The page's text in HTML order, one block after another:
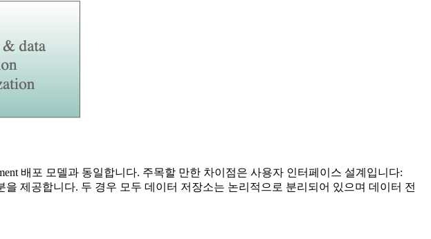
배포 모델과 동일합니다. 주목할 만한 차이점은 사용자 인터페이스 설계입니다:
제공합니다. 두 경우 모두 데이터 저장소는 논리적으로 분리되어 있으며 데이터 전